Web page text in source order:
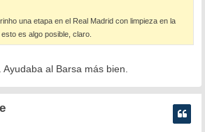
una etapa en el Real Madrid con limpieza en la
es algo posible, claro.
al Barsa más bien.